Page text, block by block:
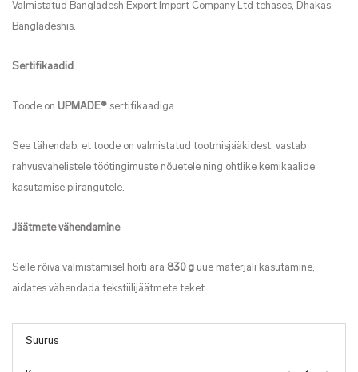
Valmistatud Bangladesh Export Import Company Ltd tehases, Dhakas,
Bangladeshis.
Sertifikaadid
Toode on UPMADE® sertifikaadiga.
See tähendab, et toode on valmistatud tootmisjääkidest, vastab
rahvusvahelistele töötingimuste nõuetele ning ohtlike kemikaalide
kasutamise piirangutele.
Jäätmete vähendamine
Selle rõiva valmistamisel hoiti ära 830 g uue materjali kasutamine,
aidates vähendada tekstiilijäätmete teket.